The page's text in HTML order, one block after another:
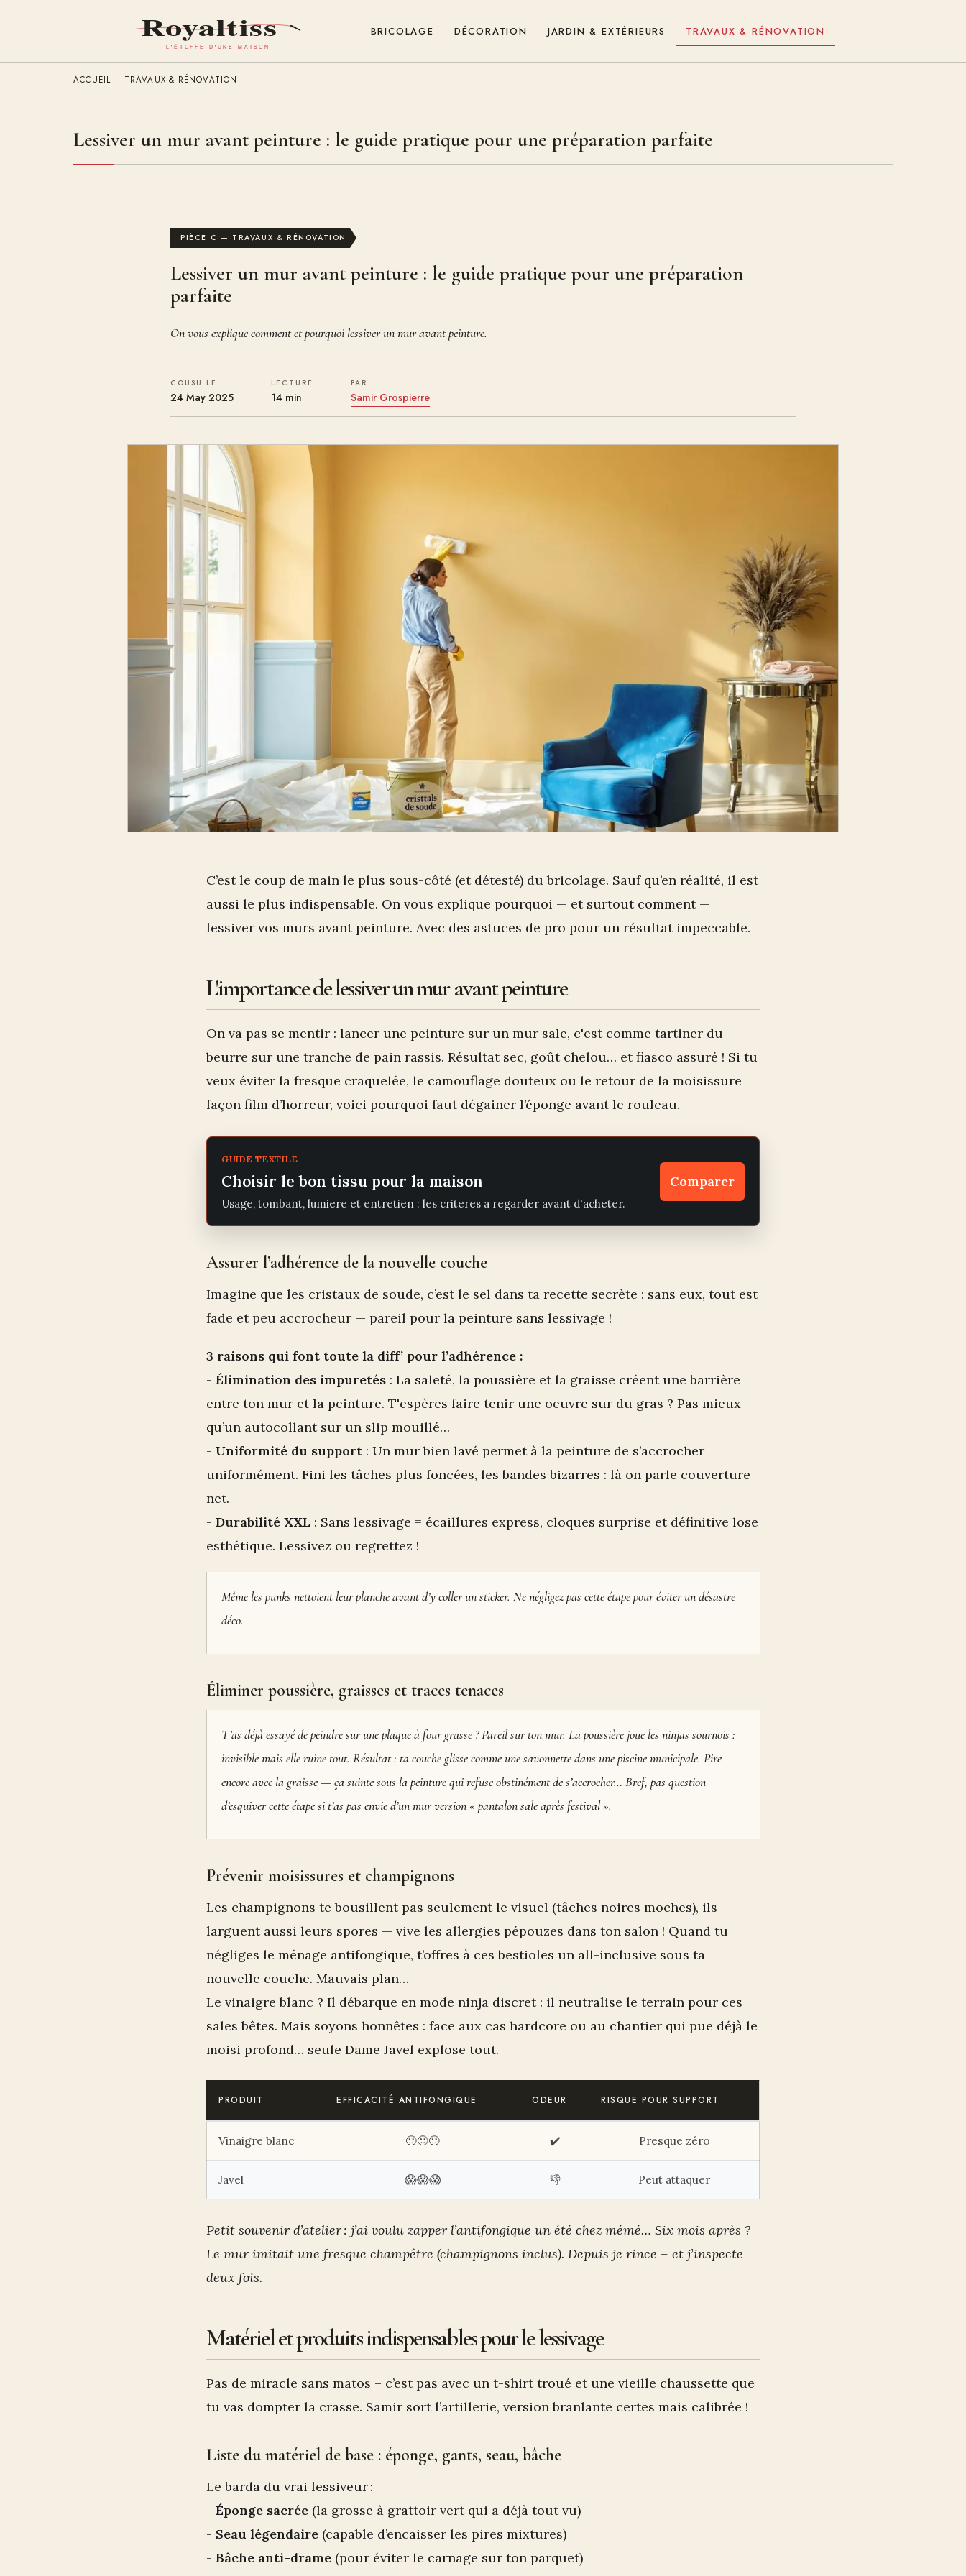
BRICOLAGE DÉCORATION JARDIN & EXTÉRIEURS TRAVAUX & RÉNOVATION
ACCUEIL TRAVAUX & RÉNOVATION
Lessiver un mur avant peinture : le guide pratique pour une préparation parfaite
PIÈCE C — TRAVAUX & RÉNOVATION
Lessiver un mur avant peinture : le guide pratique pour une préparation
parfaite
On vous explique comment et pourquoi lessiver un mur avant peinture.
COUSU LE
24 May 2025
LECTURE
14 min
PAR
Samir Grospierre
C’est le coup de main le plus sous-côté (et détesté) du bricolage. Sauf qu’en réalité, il est
aussi le plus indispensable. On vous explique pourquoi — et surtout comment —
lessiver vos murs avant peinture. Avec des astuces de pro pour un résultat impeccable.
L'importance de lessiver un mur avant peinture
On va pas se mentir : lancer une peinture sur un mur sale, c'est comme tartiner du
beurre sur une tranche de pain rassis. Résultat sec, goût chelou… et fiasco assuré ! Si tu
veux éviter la fresque craquelée, le camouflage douteux ou le retour de la moisissure
façon film d’horreur, voici pourquoi faut dégainer l’éponge avant le rouleau.
GUIDE TEXTILE
Choisir le bon tissu pour la maison
Usage, tombant, lumiere et entretien : les criteres a regarder avant d'acheter.
Comparer
Assurer l’adhérence de la nouvelle couche
Imagine que les cristaux de soude, c’est le sel dans ta recette secrète : sans eux, tout est
fade et peu accrocheur — pareil pour la peinture sans lessivage !
3 raisons qui font toute la diff’ pour l’adhérence :
- Élimination des impuretés : La saleté, la poussière et la graisse créent une barrière
entre ton mur et la peinture. T'espères faire tenir une oeuvre sur du gras ? Pas mieux
qu’un autocollant sur un slip mouillé…
- Uniformité du support : Un mur bien lavé permet à la peinture de s’accrocher
uniformément. Fini les tâches plus foncées, les bandes bizarres : là on parle couverture
net.
- Durabilité XXL : Sans lessivage = écaillures express, cloques surprise et définitive lose
esthétique. Lessivez ou regrettez !
Même les punks nettoient leur planche avant d’y coller un sticker. Ne négligez pas cette étape pour éviter un désastre
déco.
Éliminer poussière, graisses et traces tenaces
T’as déjà essayé de peindre sur une plaque à four grasse ? Pareil sur ton mur. La poussière joue les ninjas sournois :
invisible mais elle ruine tout. Résultat : ta couche glisse comme une savonnette dans une piscine municipale. Pire
encore avec la graisse — ça suinte sous la peinture qui refuse obstinément de s’accrocher… Bref, pas question
d’esquiver cette étape si t’as pas envie d’un mur version « pantalon sale après festival ».
Prévenir moisissures et champignons
Les champignons te bousillent pas seulement le visuel (tâches noires moches), ils
larguent aussi leurs spores — vive les allergies pépouzes dans ton salon ! Quand tu
négliges le ménage antifongique, t’offres à ces bestioles un all-inclusive sous ta
nouvelle couche. Mauvais plan…
Le vinaigre blanc ? Il débarque en mode ninja discret : il neutralise le terrain pour ces
sales bêtes. Mais soyons honnêtes : face aux cas hardcore ou au chantier qui pue déjà le
moisi profond… seule Dame Javel explose tout.
PRODUIT EFFICACITÉ ANTIFONGIQUE ODEUR RISQUE POUR SUPPORT
Vinaigre blanc 🙂🙂🙂 ✔️ Presque zéro
Javel 😱😱😱 👎 Peut attaquer
Petit souvenir d’atelier : j’ai voulu zapper l’antifongique un été chez mémé… Six mois après ?
Le mur imitait une fresque champêtre (champignons inclus). Depuis je rince – et j’inspecte
deux fois.
Matériel et produits indispensables pour le lessivage
Pas de miracle sans matos – c’est pas avec un t-shirt troué et une vieille chaussette que
tu vas dompter la crasse. Samir sort l’artillerie, version branlante certes mais calibrée !
Liste du matériel de base : éponge, gants, seau, bâche
Le barda du vrai lessiveur :
- Éponge sacrée (la grosse à grattoir vert qui a déjà tout vu)
- Seau légendaire (capable d’encaisser les pires mixtures)
- Bâche anti-drame (pour éviter le carnage sur ton parquet)